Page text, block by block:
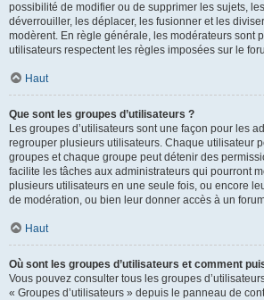
possibilité de modifier ou de supprimer les sujets,
déverrouiller, les déplacer, les fusionner et les
modèrent. En règle générale, les modérateurs sont
utilisateurs respectent les règles imposées sur le
Haut
Que sont les groupes d’utilisateurs ?
Les groupes d’utilisateurs sont une façon pour les
regrouper plusieurs utilisateurs. Chaque utilisateur
groupes et chaque groupe peut détenir des
facilite les tâches aux administrateurs qui pourront
plusieurs utilisateurs en une seule fois, ou encore
de modération, ou bien leur donner accès à un
Haut
Où sont les groupes d’utilisateurs et comment
Vous pouvez consulter tous les groupes
« Groupes d’utilisateurs » depuis le panneau de